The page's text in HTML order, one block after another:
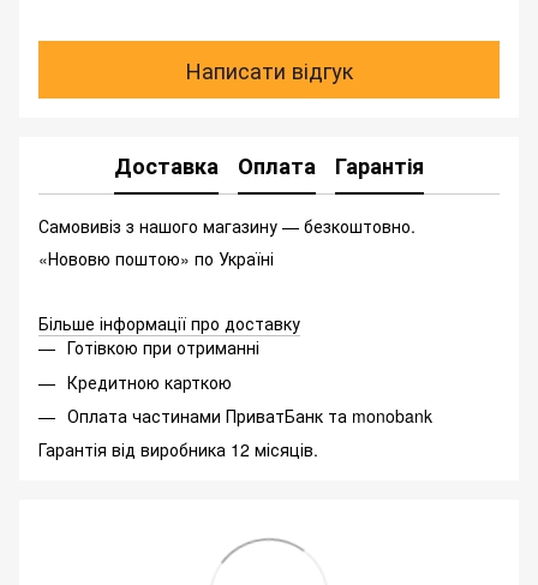
Написати відгук
Доставка Оплата Гарантія
Самовивіз з нашого магазину — безкоштовно.
«Нововю поштою» по Україні
Більше інформації про доставку
Готівкою при отриманні
Кредитною карткою
Оплата частинами ПриватБанк та monobank
Гарантія від виробника 12 місяців.